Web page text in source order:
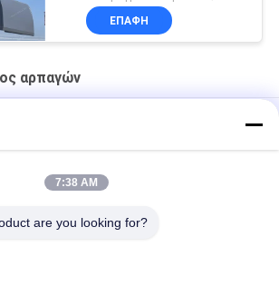
ΕΠΑΦΉ
αρπαγών
αρπαγή Clamshell
αρπαγών
του μηχανικού κάδου αρπαγών διπλός-
7:38 AM
are you looking for?